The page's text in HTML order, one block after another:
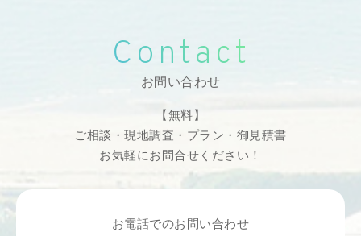
Contact
お問い合わせ
【無料】
ご相談・現地調査・プラン・御見積書
お気軽にお問合せください！
お電話でのお問い合わせ